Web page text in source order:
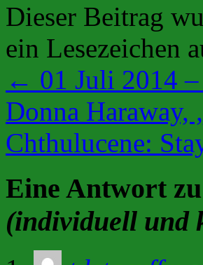
Dieser Beitrag
ein Lesezeichen
← 01 Juli 2014
Donna Haraway,
Chthulucene:
Eine Antwort zu
(individuell und